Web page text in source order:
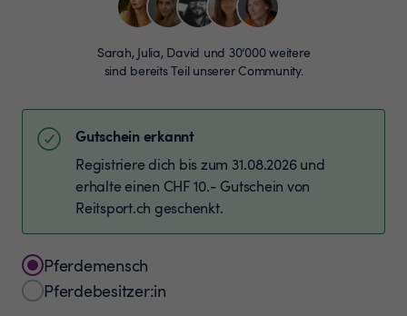
Sarah, Julia, David und 30’000 weitere
sind bereits Teil unserer Community.
Gutschein erkannt
Registriere dich bis zum 31.08.2026 und
erhalte einen CHF 10.- Gutschein von
Reitsport.ch geschenkt.
Pferdemensch
Pferdebesitzer:in